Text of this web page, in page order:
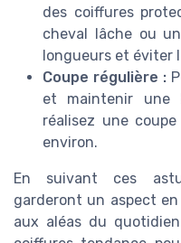
des coiffures
cheval lâche ou
longueurs et éviter
Coupe régulière :
et maintenir une
réalisez une
environ.
En suivant ces
garderont un aspect
aux aléas du